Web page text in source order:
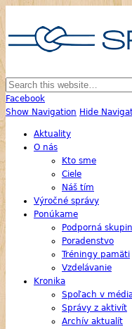
Skupina Príbuzných a
Facebook
Show Navigation Hide
Aktuality
O nás
Kto sme
Ciele
Náš tím
Výročné správy
Ponúkame
Podporná
Poradenstvo
Tréningy pamäti
Vzdelávanie
Kronika
Spoľach v
Správy z aktivít
Archív aktualít